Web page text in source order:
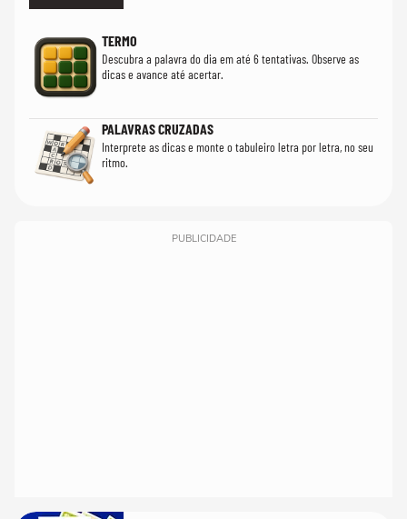
TERMO
Descubra a palavra do dia em até 6 tentativas. Observe as
dicas e avance até acertar.
PALAVRAS CRUZADAS
Interprete as dicas e monte o tabuleiro letra por letra, no seu
ritmo.
PUBLICIDADE